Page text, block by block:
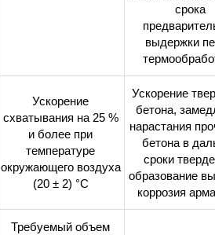
срока
выдержки
Ускорение
схватывания на 25 %
и более при
температуре
окружающего воздуха
(20 ± 2) °С
Ускорение
бетона,
нарастания
бетона в
сроки
образование
коррозия
Требуемый объем